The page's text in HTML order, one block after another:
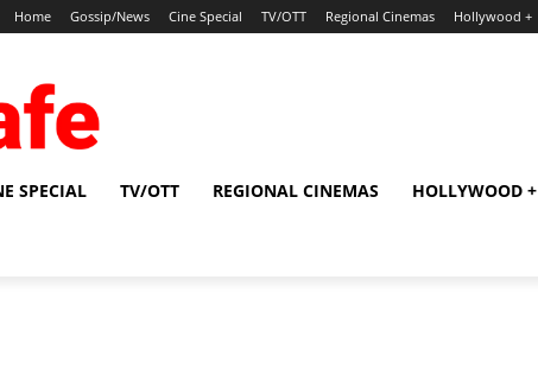
Home Gossip/News Cine Special TV/OTT Regional Cinemas Hollywood +
SPECIAL TV/OTT REGIONAL CINEMAS HOLLYWOOD +